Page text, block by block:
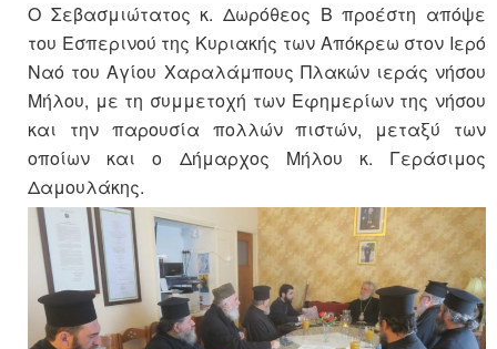
Ο Σεβασμιώτατος κ. Δωρόθεος Β προέστη απόψε
του Εσπερινού της Κυριακής των Απόκρεω στον Ιερό
Ναό του Αγίου Χαραλάμπους Πλακών ιεράς νήσου
Μήλου, με τη συμμετοχή των Εφημερίων της νήσου
και την παρουσία πολλών πιστών, μεταξύ των
οποίων και ο Δήμαρχος Μήλου κ. Γεράσιμος
Δαμουλάκης.